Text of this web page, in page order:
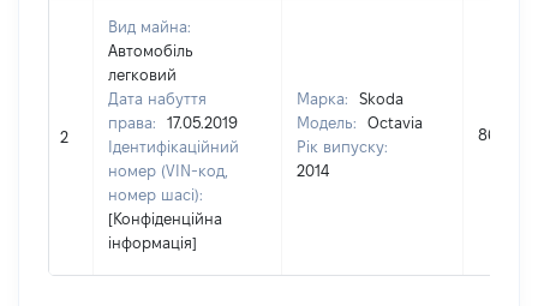
2
Вид майна:
Автомобіль
легковий
Дата набуття
права:
17.05.2019
Ідентифікаційний
номер (VIN-код,
номер шасі):
[Конфіденційна
інформація]
Марка:
Skoda
Модель:
Octavia
Рік випуску:
2014
86500